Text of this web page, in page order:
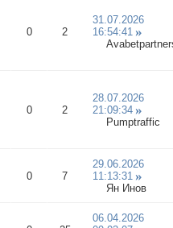
0 2
31.07.2026
16:54:41
0 2
28.07.2026
21:09:34
Pumptraffic
0 7
29.06.2026
11:13:31
Ян Инов
06.04.2026